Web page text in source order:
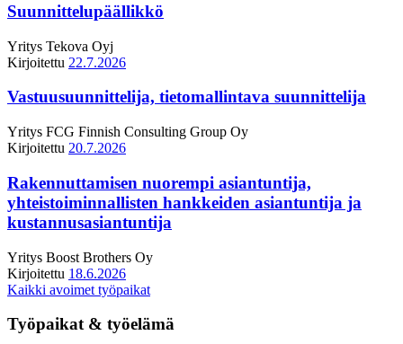
Suunnittelupäällikkö
Yritys Tekova Oyj
Kirjoitettu 22.7.2026
Vastuusuunnittelija, tietomallintava suunnittelija
Yritys FCG Finnish Consulting Group Oy
Kirjoitettu 20.7.2026
Rakennuttamisen nuorempi asiantuntija,
yhteistoiminnallisten hankkeiden asiantuntija ja
kustannusasiantuntija
Yritys Boost Brothers Oy
Kirjoitettu 18.6.2026
Kaikki avoimet työpaikat
Työpaikat & työelämä